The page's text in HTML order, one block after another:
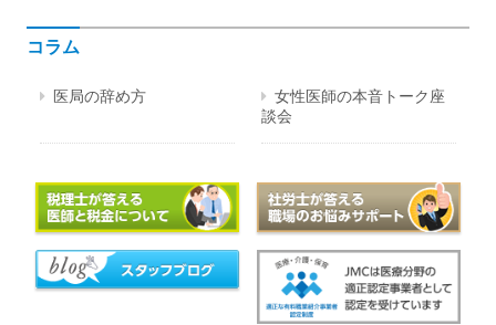
コラム
医局の辞め方
女性医師の本音トーク座
談会